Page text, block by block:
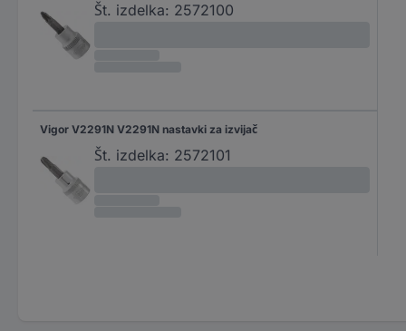
Št. izdelka: 2572100
Vigor V2291N V2291N nastavki za izvijač
Št. izdelka: 2572101